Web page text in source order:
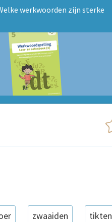
werkwoorden zijn sterke
zwaaiden tikten